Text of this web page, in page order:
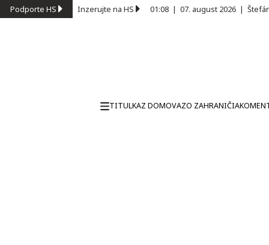
Podporte HS Inzerujte na HS 01:08 | 07. august 2026 |
TITULKAZ DOMOVAZO ZAHRANIČIA